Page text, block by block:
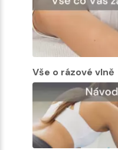
Vše o rázové vlně